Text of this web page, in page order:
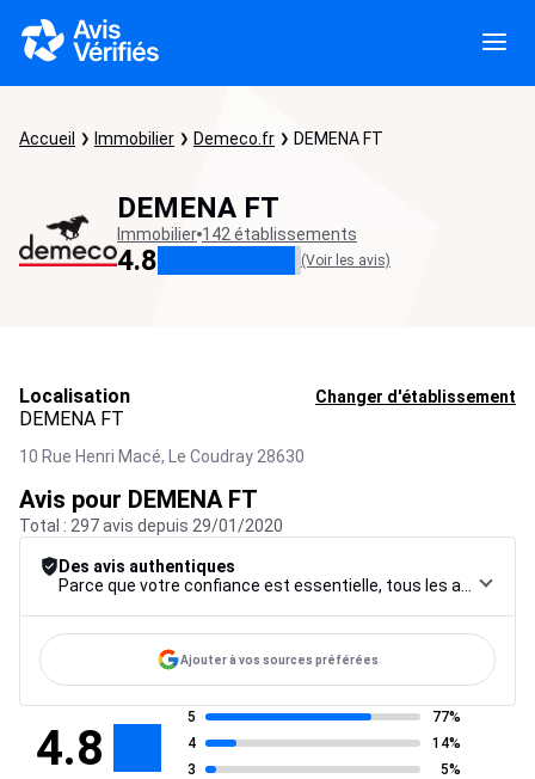
Accueil Immobilier Demeco.fr DEMENA FT
DEMENA FT
Immobilier 142 établissements
4.8 (Voir les avis)
Localisation Changer d'établissement
DEMENA FT
10 Rue Henri Macé, Le Coudray 28630
Avis pour DEMENA FT
Total : 297 avis depuis 29/01/2020
Des avis authentiques
Ajouter à vos sources préférées
4.8
5
77%
4
14%
3
5%